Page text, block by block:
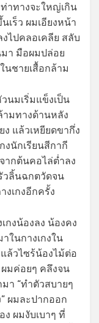
ท่าทางจะใหญ่เกิน
เร็ว ผมเอียงหน้า
ไปคลอเคลีย สลับ
า มือผมปล่อย
นชายเสื้อกล้าม
นมเริ่มแข็งเป็น
ามทางด้านหลัง
แล้วเหยียดขากึ่ง
งนักเรียนสีกากี
ากต้นคอไล่ต่ำลง
วลิ้นฉกตวัดจน
งเกงอีกครั้ง
กงน้องลง น้องคง
ในกางเกงใน
ล้วไซร้น้องไม้ต่อ
ผมค่อยๆ คลึงจน
า “ทำตัวสบายๆ
ผมละปากออก
ผมงับเบาๆ ที่